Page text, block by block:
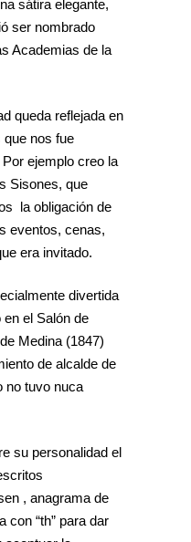
sátira elegante,
ser nombrado
Academias de la
queda reflejada en
que nos fue
ejemplo creo la
Sisones, que
la obligación de
eventos, cenas,
era invitado.
divertida
el Salón de
Medina (1847)
de alcalde de
no tuvo nuca
su personalidad el
, anagrama de
con “th” para dar